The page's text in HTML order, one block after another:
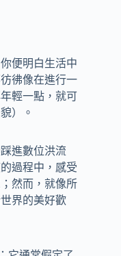
便明白生活中
彿像在進行一
輕一點，就可
）。
進數位洪流
過程中，感受
然而，就像所
界的美好歡